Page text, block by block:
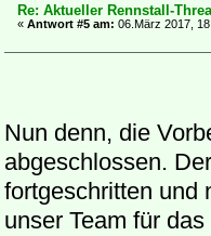
Re: Aktueller Rennstall-
«Antwort #5 am: 06.März 2017,
Nun denn, die
abgeschlossen.
fortgeschritten und
unser Team für